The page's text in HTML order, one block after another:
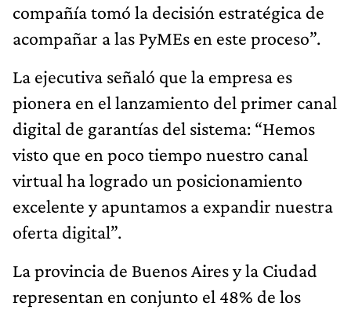
compañía tomó la decisión estratégica de
acompañar a las PyMEs en este proceso”.
La ejecutiva señaló que la empresa es
pionera en el lanzamiento del primer canal
digital de garantías del sistema: “Hemos
visto que en poco tiempo nuestro canal
virtual ha logrado un posicionamiento
excelente y apuntamos a expandir nuestra
oferta digital”.
La provincia de Buenos Aires y la Ciudad
representan en conjunto el 48% de los